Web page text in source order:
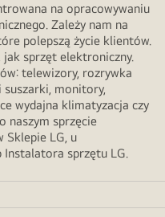
na opracowywaniu
Zależy nam na
polepszą życie klientów.
sprzęt elektroniczny.
telewizory, rozrywka
monitory,
wydajna klimatyzacja czy
naszym sprzęcie
Sklepie LG, u
sprzętu LG.